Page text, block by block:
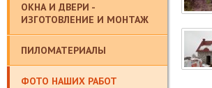
ОКНА И ДВЕРИ -
ИЗГОТОВЛЕНИЕ И МОНТАЖ
ПИЛОМАТЕРИАЛЫ
ФОТО НАШИХ РАБОТ